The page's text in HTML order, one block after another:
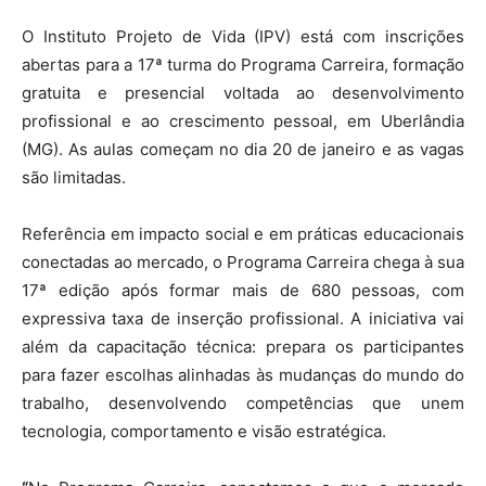
O Instituto Projeto de Vida (IPV) está com inscrições
abertas para a 17ª turma do Programa Carreira, formação
gratuita e presencial voltada ao desenvolvimento
profissional e ao crescimento pessoal, em Uberlândia
(MG). As aulas começam no dia 20 de janeiro e as vagas
são limitadas.
Referência em impacto social e em práticas educacionais
conectadas ao mercado, o Programa Carreira chega à sua
17ª edição após formar mais de 680 pessoas, com
expressiva taxa de inserção profissional. A iniciativa vai
além da capacitação técnica: prepara os participantes
para fazer escolhas alinhadas às mudanças do mundo do
trabalho, desenvolvendo competências que unem
tecnologia, comportamento e visão estratégica.